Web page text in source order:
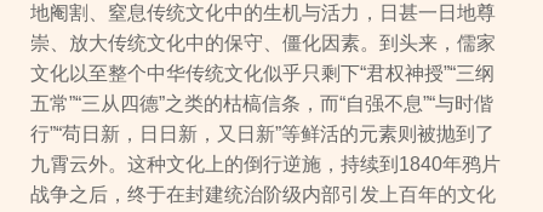
地阉割、窒息传统文化中的生机与活力，日甚一日地尊
崇、放大传统文化中的保守、僵化因素。到头来，儒家
文化以至整个中华传统文化似乎只剩下“君权神授”“三纲
五常”“三从四德”之类的枯槁信条，而“自强不息”“与时偕
行”“苟日新，日日新，又日新”等鲜活的元素则被抛到了
九霄云外。这种文化上的倒行逆施，持续到1840年鸦片
战争之后，终于在封建统治阶级内部引发上百年的文化